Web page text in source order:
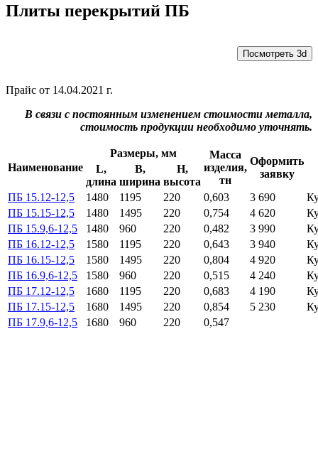
Плиты перекрытий ПБ
Посмотреть 3d
Прайс от 14.04.2021 г.
В связи с постоянным изменением стоимости металла,
стоимость продукции необходимо уточнять.
Наименование
Размеры, мм
Масса
изделия,
тн
Оформить
заявку
L,
длина
B,
ширина
H,
высота
ПБ 15.12-12,5
1480 1195 220 0,603 3 690
ПБ 15.15-12,5
1480 1495 220 0,754 4 620
ПБ 15.9,6-12,5
1480 960 220 0,482 3 990
ПБ 16.12-12,5
1580 1195 220 0,643 3 940
ПБ 16.15-12,5
1580 1495 220 0,804 4 920
ПБ 16.9,6-12,5
1580 960 220 0,515 4 240
ПБ 17.12-12,5
1680 1195 220 0,683 4 190
ПБ 17.15-12,5
1680 1495 220 0,854 5 230
ПБ 17.9,6-12,5
1680 960 220 0,547